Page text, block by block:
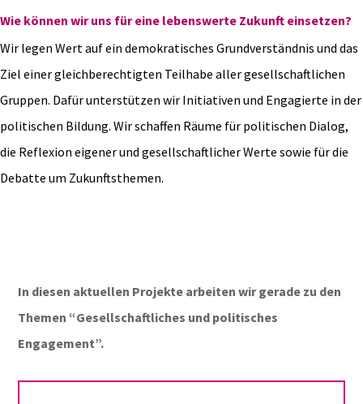
Wie können wir uns für eine lebenswerte Zukunft einsetzen?
Wir legen Wert auf ein demokratisches Grundverständnis und das
Ziel einer gleichberechtigten Teilhabe aller gesellschaftlichen
Gruppen. Dafür unterstützen wir Initiativen und Engagierte in der
politischen Bildung. Wir schaffen Räume für politischen Dialog,
die Reflexion eigener und gesellschaftlicher Werte sowie für die
Debatte um Zukunftsthemen.
In diesen aktuellen Projekte arbeiten wir gerade zu den
Themen “Gesellschaftliches und politisches
Engagement”.